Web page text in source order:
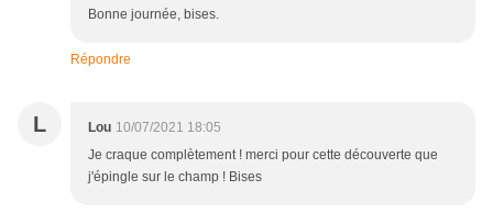
Bonne journée, bises.
Répondre
L Lou 10/07/2021 18:05
Je craque complètement ! merci pour cette découverte que
j'épingle sur le champ ! Bises